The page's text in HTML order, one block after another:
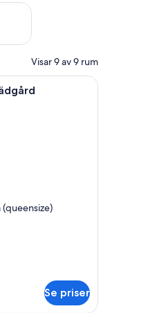
helg aug. 21 - aug. 23
Visar 9 av 9 rum
- 2 sovrum - kök - trädgård |
Se priser